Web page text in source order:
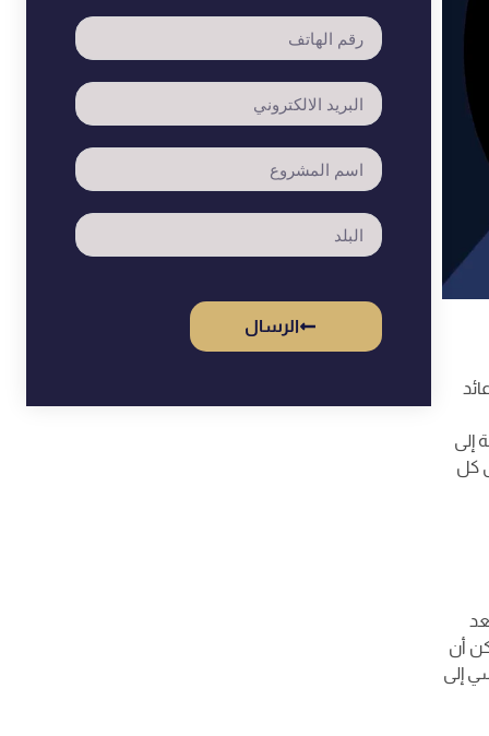
إلى
كل
أن
إلى
الرسال